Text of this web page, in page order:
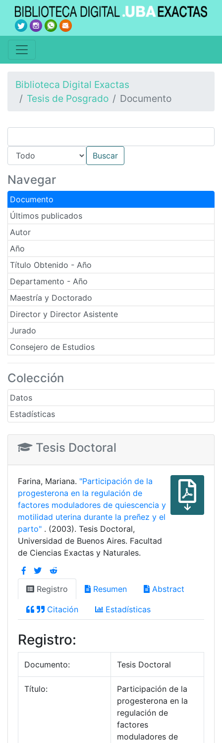
Biblioteca Digital Exactas
Tesis de Posgrado
Documento
Navegar
Documento
Últimos publicados
Autor
Año
Título Obtenido - Año
Departamento - Año
Maestría y Doctorado
Director y Director Asistente
Jurado
Consejero de Estudios
Colección
Datos
Estadísticas
Tesis Doctoral
Farina, Mariana. "Participación de la
progesterona en la regulación de
factores moduladores de quiescencia y
motilidad uterina durante la preñez y el
parto" . (2003). Tesis Doctoral,
Universidad de Buenos Aires. Facultad
de Ciencias Exactas y Naturales.
Registro Resumen Abstract
Citación Estadísticas
Registro:
Documento: Tesis Doctoral
Título:
Participación de la
progesterona en la
regulación de
factores
moduladores de